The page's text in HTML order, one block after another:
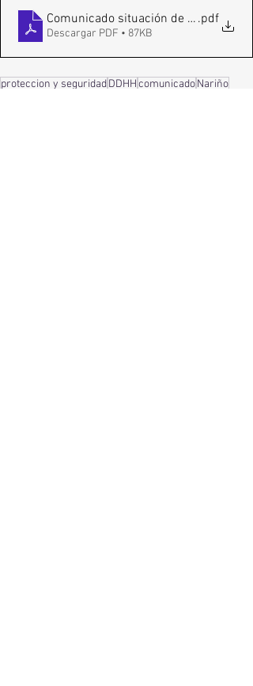
Comunicado situación de emergencia
.pdf
Descargar PDF • 87KB
proteccion y seguridadDDHHcomunicadoNariño